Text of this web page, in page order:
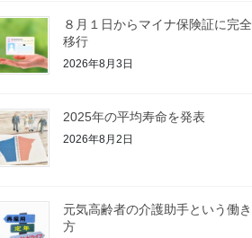
８月１日からマイナ保険証に完全
移行
2026年8月3日
2025年の平均寿命を発表
2026年8月2日
元気高齢者の介護助手という働き
方